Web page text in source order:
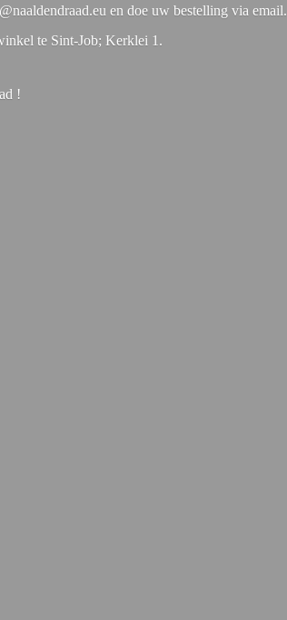
en doe uw bestelling via email.
te Sint-Job; Kerklei 1.
!